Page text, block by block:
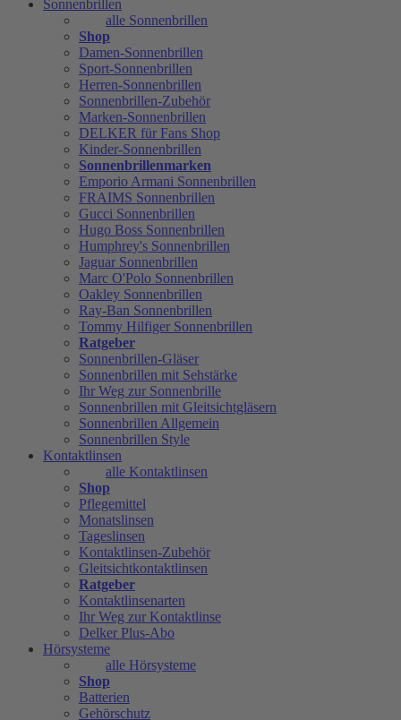
Sonnenbrillen
alle Sonnenbrillen
Shop
Damen-Sonnenbrillen
Sport-Sonnenbrillen
Herren-Sonnenbrillen
Sonnenbrillen-Zubehör
Marken-Sonnenbrillen
DELKER für Fans Shop
Kinder-Sonnenbrillen
Sonnenbrillenmarken
Emporio Armani Sonnenbrillen
FRAIMS Sonnenbrillen
Gucci Sonnenbrillen
Hugo Boss Sonnenbrillen
Humphrey's Sonnenbrillen
Jaguar Sonnenbrillen
Marc O'Polo Sonnenbrillen
Oakley Sonnenbrillen
Ray-Ban Sonnenbrillen
Tommy Hilfiger Sonnenbrillen
Ratgeber
Sonnenbrillen-Gläser
Sonnenbrillen mit Sehstärke
Ihr Weg zur Sonnenbrille
Sonnenbrillen mit Gleitsichtgläsern
Sonnenbrillen Allgemein
Sonnenbrillen Style
Kontaktlinsen
alle Kontaktlinsen
Shop
Pflegemittel
Monatslinsen
Tageslinsen
Kontaktlinsen-Zubehör
Gleitsichtkontaktlinsen
Ratgeber
Kontaktlinsenarten
Ihr Weg zur Kontaktlinse
Delker Plus-Abo
Hörsysteme
alle Hörsysteme
Shop
Batterien
Gehörschutz